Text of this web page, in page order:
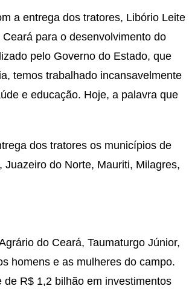
a entrega dos tratores, Libório Leite
para o desenvolvimento do
pelo Governo do Estado, que
temos trabalhado incansavelmente
e educação. Hoje, a palavra que
dos tratores os municípios de
do Norte, Mauriti, Milagres,
do Ceará, Taumaturgo Júnior,
homens e as mulheres do campo.
R$ 1,2 bilhão em investimentos